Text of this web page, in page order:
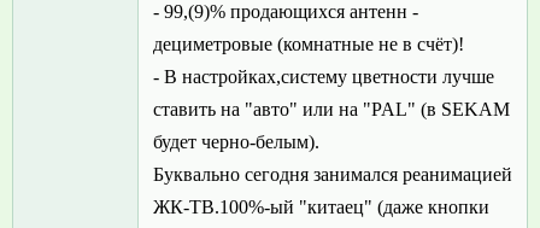
- 99,(9)% продающихся антенн -
дециметровые (комнатные не в счёт)!
- В настройках,систему цветности лучше
ставить на "авто" или на "PAL" (в SEKAM
будет черно-белым).
Буквально сегодня занимался реанимацией
ЖК-ТВ.100%-ый "китаец" (даже кнопки